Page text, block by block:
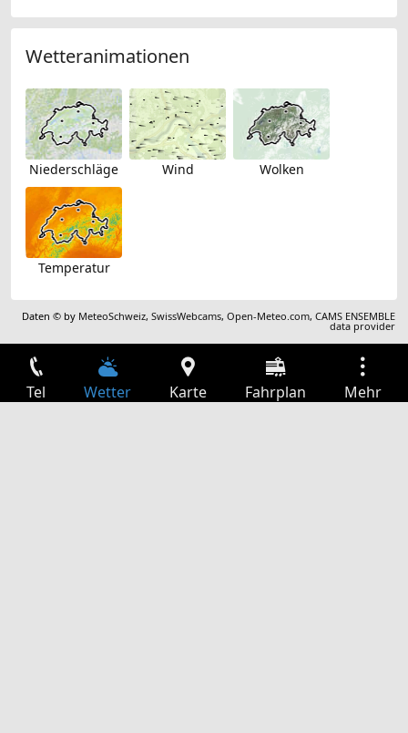
Wetteranimationen
Niederschläge Wind Wolken
Temperatur
Daten © by MeteoSchweiz,SwissWebcams,Open-Meteo.com,CAMS ENSEMBLE
data provider
Tel Wetter Karte Fahrplan Mehr